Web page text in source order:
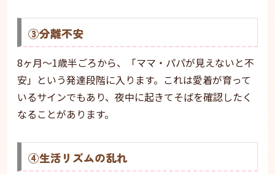
③分離不安
8ヶ月〜1歳半ごろから、「ママ・パパが見えないと不
安」という発達段階に入ります。これは愛着が育って
いるサインでもあり、夜中に起きてそばを確認したく
なることがあります。
④生活リズムの乱れ